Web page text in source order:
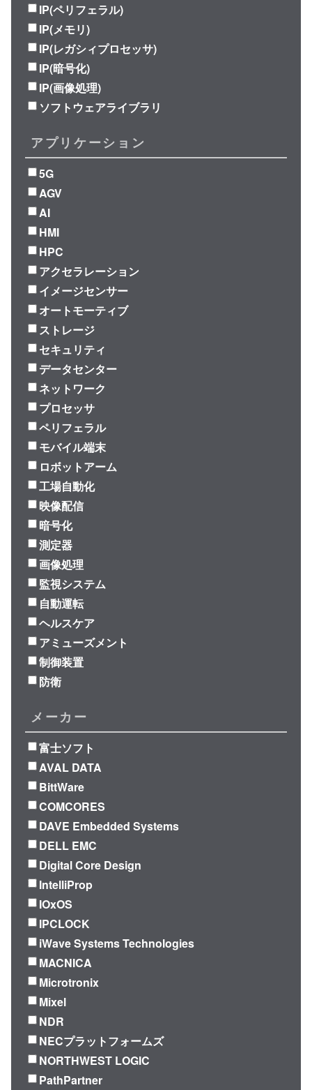
IP(ペリフェラル)
IP(メモリ)
IP(レガシィプロセッサ)
IP(暗号化)
IP(画像処理)
ソフトウェアライブラリ
アプリケーション
5G
AGV
AI
HMI
HPC
アクセラレーション
イメージセンサー
オートモーティブ
ストレージ
セキュリティ
データセンター
ネットワーク
プロセッサ
ペリフェラル
モバイル端末
ロボットアーム
工場自動化
映像配信
暗号化
測定器
画像処理
監視システム
自動運転
ヘルスケア
アミューズメント
制御装置
防衛
メーカー
富士ソフト
AVAL DATA
BittWare
COMCORES
DAVE Embedded Systems
DELL EMC
Digital Core Design
IntelliProp
IOxOS
IPCLOCK
iWave Systems Technologies
MACNICA
Microtronix
Mixel
NDR
NECプラットフォームズ
NORTHWEST LOGIC
PathPartner